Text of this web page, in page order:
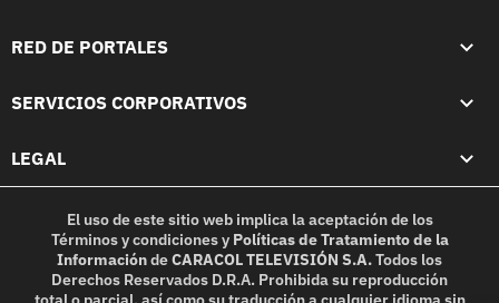
RED DE PORTALES
SERVICIOS CORPORATIVOS
LEGAL
El uso de este sitio web implica la aceptación de los
Términos y condicionesy Políticas de Tratamiento de la
InformacióndeCARACOL TELEVISIÓN S.A.Todos los
Derechos Reservados D.R.A. Prohibida su reproducción